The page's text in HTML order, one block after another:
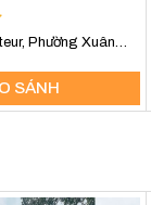
Phường Xuân
SÁNH